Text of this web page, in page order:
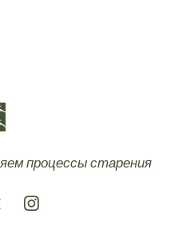
процессы старения